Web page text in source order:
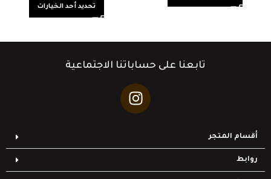
تحديد أحد الخيارات
تابعنا على حساباتنا الاجتماعية
أقسام المتجر
روابط